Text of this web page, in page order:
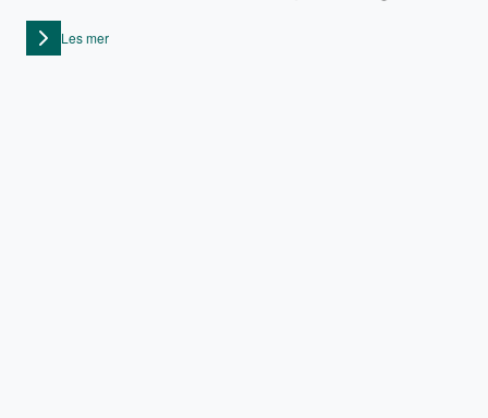
enkelt kan ta med sin egen rampe.
Les mer